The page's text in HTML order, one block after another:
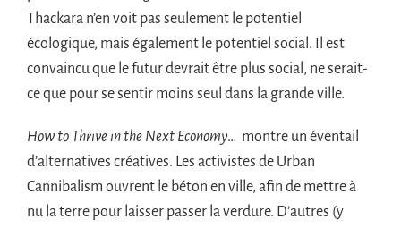
Thackara n’en voit pas seulement le potentiel
écologique, mais également le potentiel social. Il est
convaincu que le futur devrait être plus social, ne serait-
ce que pour se sentir moins seul dans la grande ville.
How to Thrive in the Next Economy… montre un éventail
d’alternatives créatives. Les activistes de Urban
Cannibalism ouvrent le béton en ville, afin de mettre à
nu la terre pour laisser passer la verdure. D’autres (y